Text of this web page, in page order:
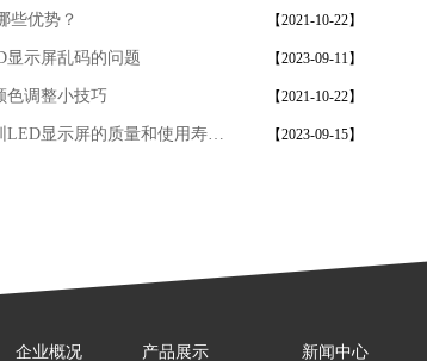
些优势？ 【2021-10-22】
显示屏乱码的问题 【2023-09-11】
色调整小技巧 【2021-10-22】
LED显示屏的质量和使用寿… 【2023-09-15】
企业概况 产品展示 新闻中心